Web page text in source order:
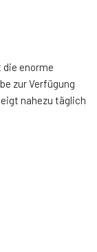
die enorme
zur Verfügung
nahezu täglich